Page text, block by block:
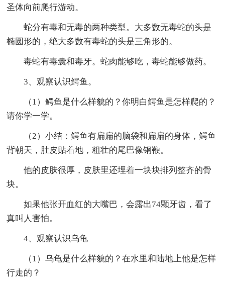
圣体向前爬行游动。
蛇分有毒和无毒的两种类型。大多数无毒蛇的头是
椭圆形的，绝大多数有毒蛇的头是三角形的。
毒蛇有毒囊和毒牙。蛇肉能够吃，毒蛇能够做药。
3、观察认识鳄鱼。
（1）鳄鱼是什么样貌的？你明白鳄鱼是怎样爬的？
请你学一学。
（2）小结：鳄鱼有扁扁的脑袋和扁扁的身体，鳄鱼
背朝天，肚皮贴着地，粗壮的尾巴像钢鞭。
他的皮肤很厚，皮肤里还埋着一块块排列整齐的骨
块。
如果他张开血红的大嘴巴，会露出74颗牙齿，看了
真叫人害怕。
4、观察认识乌龟
（1）乌龟是什么样貌的？在水里和陆地上他是怎样
行走的？